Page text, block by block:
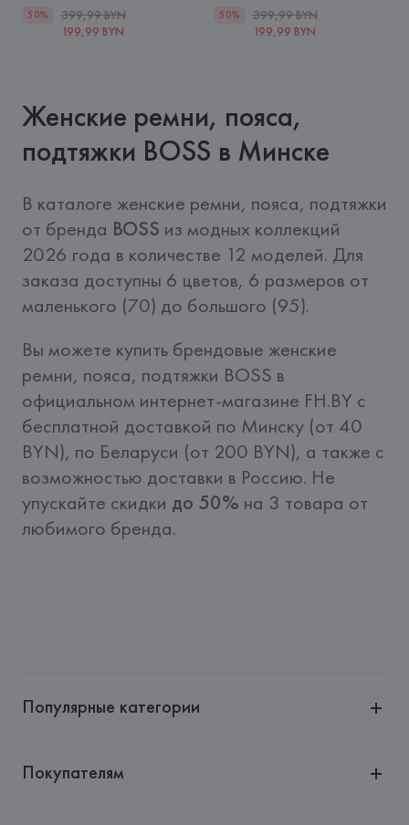
50%
399,99 BYN
199,99 BYN
50%
399,99 BYN
199,99 BYN
Женские ремни, пояса,
подтяжки BOSS в Минске
В каталоге женские ремни, пояса, подтяжки
от бренда BOSS из модных коллекций
2026 года в количестве 12 моделей. Для
заказа доступны 6 цветов, 6 размеров от
маленького (70) до большого (95).
Вы можете купить брендовые женские
ремни, пояса, подтяжки BOSS в
официальном интернет-магазине FH.BY c
бесплатной доставкой по Минску (от 40
BYN), по Беларуси (от 200 BYN), а также с
возможностью доставки в Россию. Не
упускайте скидки до 50% на 3 товара от
любимого бренда.
Популярные категории
Покупателям